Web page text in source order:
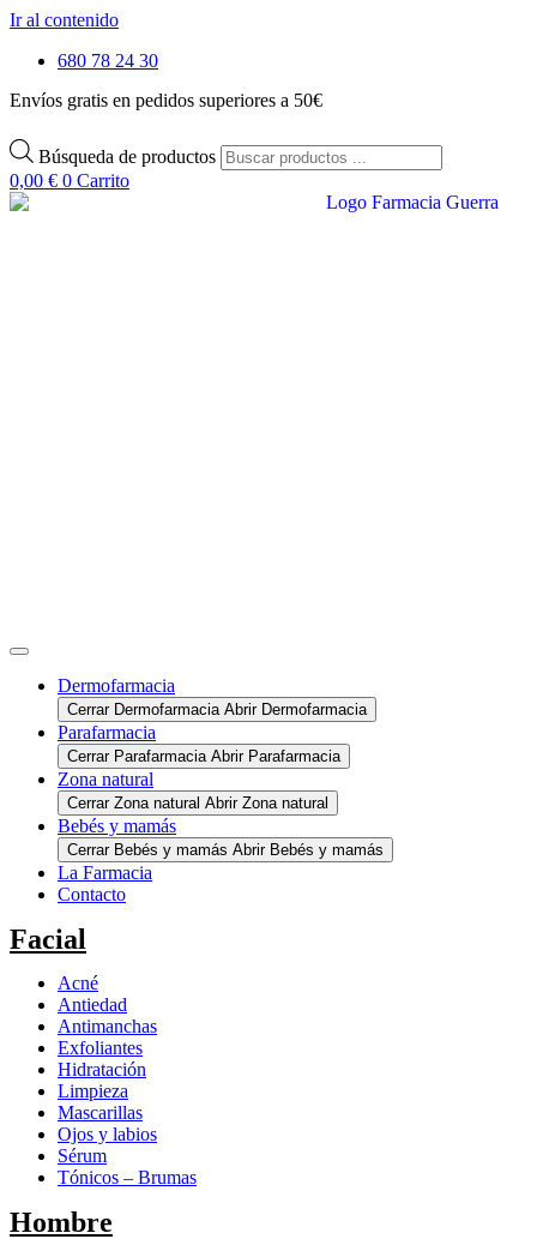
Ir al contenido
680 78 24 30
Envíos gratis en pedidos superiores a 50€
Búsqueda de productos
0,00 € 0 Carrito
Dermofarmacia
Cerrar Dermofarmacia Abrir Dermofarmacia
Parafarmacia
Cerrar Parafarmacia Abrir Parafarmacia
Zona natural
Cerrar Zona natural Abrir Zona natural
Bebés y mamás
Cerrar Bebés y mamás Abrir Bebés y mamás
La Farmacia
Contacto
Facial
Acné
Antiedad
Antimanchas
Exfoliantes
Hidratación
Limpieza
Mascarillas
Ojos y labios
Sérum
Tónicos – Brumas
Hombre